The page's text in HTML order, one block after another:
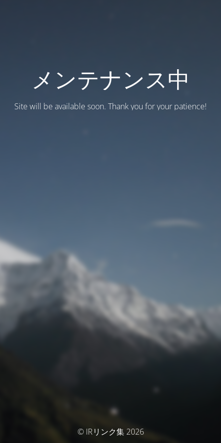
メンテナンス中
Site will be available soon. Thank you for your patience!
© IRリンク集 2026